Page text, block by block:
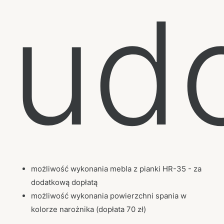
możliwość wykonania mebla z pianki HR-35 - za
dodatkową dopłatą
możliwość wykonania powierzchni spania w
kolorze narożnika (dopłata 70 zł)